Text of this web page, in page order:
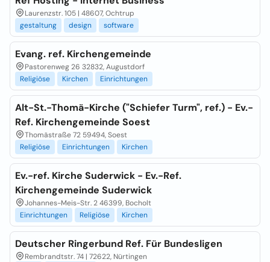
Laurenzstr. 105 | 48607, Ochtrup
gestaltung
design software
Evang. ref. Kirchengemeinde
Pastorenweg 26 32832, Augustdorf
Religiöse
Kirchen Einrichtungen
Alt-St.-Thomä-Kirche ("Schiefer Turm", ref.) - Ev.-
Ref. Kirchengemeinde Soest
Thomästraße 72 59494, Soest
Religiöse
Einrichtungen Kirchen
Ev.-ref. Kirche Suderwick - Ev.-Ref.
Kirchengemeinde Suderwick
Johannes-Meis-Str. 2 46399, Bocholt
Einrichtungen
Religiöse Kirchen
Deutscher Ringerbund Ref. Für Bundesligen
Rembrandtstr. 74 | 72622, Nürtingen